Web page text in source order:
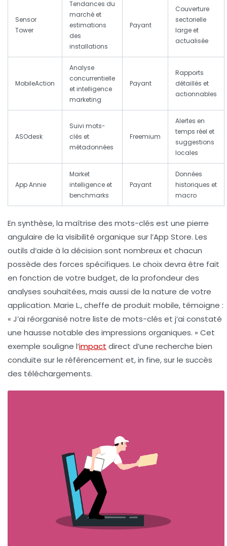
Sensor
Tower
Tendances du
marché et
estimations
des
installations
Payant
Couverture
sectorielle
large et
actualisée
MobileAction
Analyse
concurrentielle
et intelligence
marketing
Payant
Rapports
détaillés et
actionnables
ASOdesk
Suivi mots-
clés et
métadonnées
Freemium
Alertes en
temps réel et
suggestions
locales
App Annie
Market
intelligence et
benchmarks
Payant
Données
historiques et
macro
En synthèse, la maîtrise des mots-clés est une pierre
angulaire de la visibilité organique sur l’App Store. Les
outils d’aide à la décision sont nombreux et chacun
possède des forces spécifiques. Le choix devra être fait
en fonction de votre budget, de la profondeur des
analyses souhaitées, mais aussi de la nature de votre
application. Marie L., cheffe de produit mobile, témoigne :
« J’ai réorganisé notre liste de mots-clés et j’ai constaté
une hausse notable des impressions organiques. » Cet
exemple souligne l’impact direct d’une recherche bien
conduite sur le référencement et, in fine, sur le succès
des téléchargements.